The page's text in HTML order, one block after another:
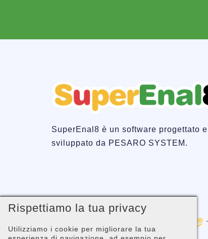
Rispettiamo la tua privacy
Utilizziamo i cookie per migliorare la tua
SuperEnal8 è un software progettato e
sviluppato da PESARO SYSTEM.
PESARO SYSTEM®
02058680410